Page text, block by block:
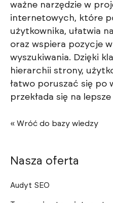
ważne narzędzie w
internetowych, które
użytkownika, ułatwia
oraz wspiera pozycje
wyszukiwania. Dzięki
hierarchii strony,
łatwo poruszać się po
przekłada się na
« Wróć do bazy wiedzy
Nasza oferta
Audyt SEO